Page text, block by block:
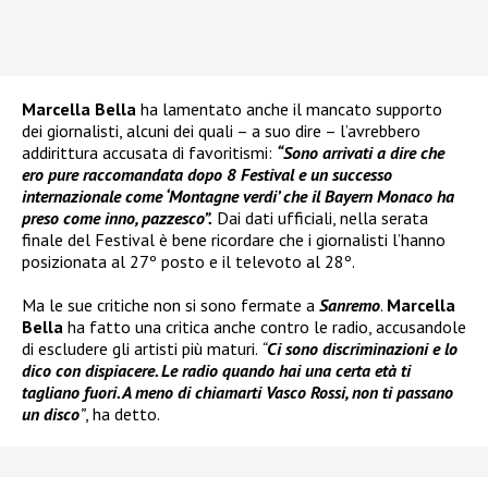
Marcella Bella ha lamentato anche il mancato supporto
dei giornalisti, alcuni dei quali – a suo dire – l’avrebbero
addirittura accusata di favoritismi: “Sono arrivati a dire che
ero pure raccomandata dopo 8 Festival e un successo
internazionale come ‘Montagne verdi’ che il Bayern Monaco ha
preso come inno, pazzesco”. Dai dati ufficiali, nella serata
finale del Festival è bene ricordare che i giornalisti l’hanno
posizionata al 27º posto e il televoto al 28º.
Ma le sue critiche non si sono fermate a Sanremo. Marcella
Bella ha fatto una critica anche contro le radio, accusandole
di escludere gli artisti più maturi. “Ci sono discriminazioni e lo
dico con dispiacere. Le radio quando hai una certa età ti
tagliano fuori. A meno di chiamarti Vasco Rossi, non ti passano
un disco”, ha detto.